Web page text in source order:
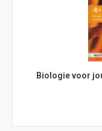
Biologie voor